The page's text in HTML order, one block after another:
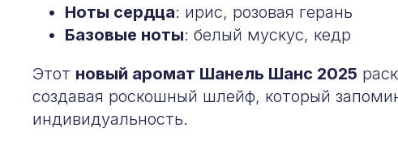
Ноты сердца: ирис, розовая герань
Базовые ноты: белый мускус, кедр
Этот новый аромат Шанель Шанс 2025
создавая роскошный шлейф, который
индивидуальность.